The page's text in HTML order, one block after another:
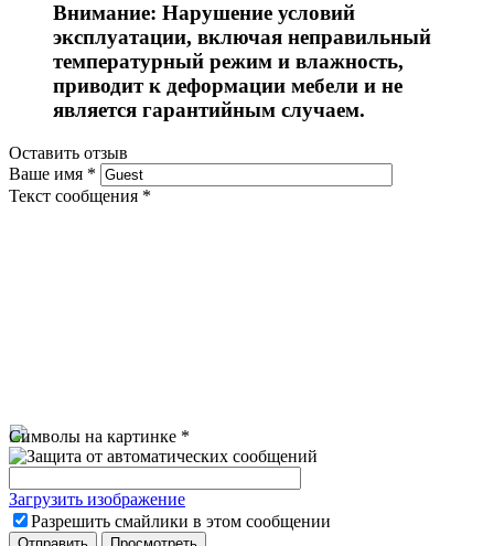
Внимание: Нарушение условий
эксплуатации, включая неправильный
температурный режим и влажность,
приводит к деформации мебели и не
является гарантийным случаем.
Оставить отзыв
Ваше имя *
Текст сообщения *
Символы на картинке *
Загрузить изображение
Разрешить смайлики в этом сообщении